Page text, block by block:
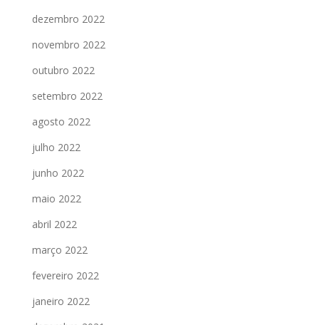
dezembro 2022
novembro 2022
outubro 2022
setembro 2022
agosto 2022
julho 2022
junho 2022
maio 2022
abril 2022
março 2022
fevereiro 2022
janeiro 2022